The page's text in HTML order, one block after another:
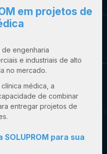
em projetos de
de engenharia
e industriais de alto
no mercado.
médica , a
de combinar
entregar projetos de
para sua